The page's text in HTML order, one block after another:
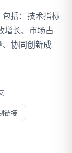
括：技术指标
增长、市场占
、协同创新成
链接